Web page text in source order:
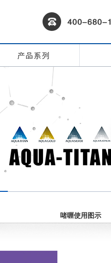
啫喱使用图示